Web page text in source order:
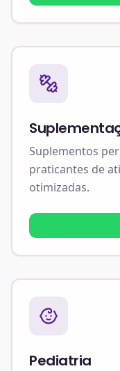
Suplementos
praticantes de
otimizadas.
Pediatria